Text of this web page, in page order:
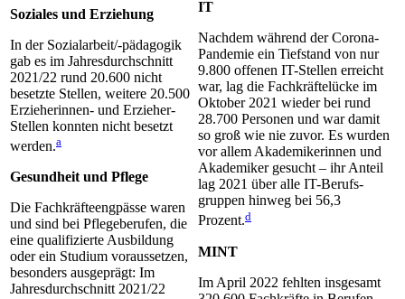
Soziales und Erziehung
In der Sozialarbeit/-pädagogik
gab es im Jahresdurchschnitt
2021/22 rund 20.600 nicht
besetzte Stellen, weitere 20.500
Erzieherinnen- und Erzieher-
Stellen konnten nicht besetzt
werden.a
Gesundheit und Pflege
Die Fachkräfteengpässe waren
und sind bei Pflegeberufen, die
eine qualifizierte Ausbildung
oder ein Studium voraussetzen,
besonders ausgeprägt: Im
Jahresdurchschnitt 2021/22
IT
Nachdem während der Corona-
Pandemie ein Tiefstand von nur
9.800 offenen IT-Stellen erreicht
war, lag die Fachkräftelücke im
Oktober 2021 wieder bei rund
28.700 Personen und war damit
so groß wie nie zuvor. Es wurden
vor allem Akademikerinnen und
Akademiker gesucht – ihr Anteil
lag 2021 über alle IT-Berufs­
gruppen hinweg bei 56,3
Prozent.d
MINT
Im April 2022 fehlten insgesamt